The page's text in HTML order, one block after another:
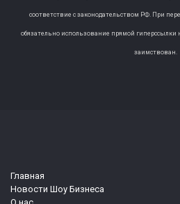
соответствие с законодательством РФ. При
обязательно использование прямой гиперссылки
заимствован.
Главная
Новости Шоу Бизнеса